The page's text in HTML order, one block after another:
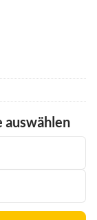
auswählen